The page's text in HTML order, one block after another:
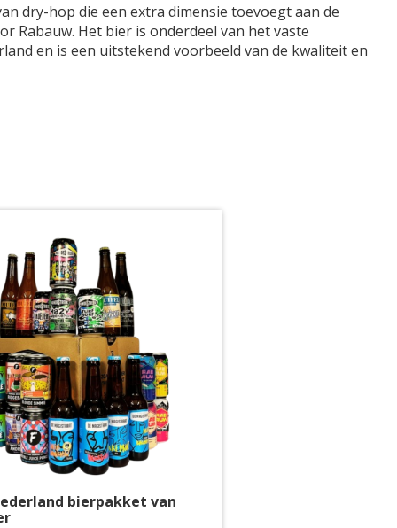
dry-hop die een extra dimensie toevoegt aan de
Rabauw. Het bier is onderdeel van het vaste
en is een uitstekend voorbeeld van de kwaliteit en
bierpakket van